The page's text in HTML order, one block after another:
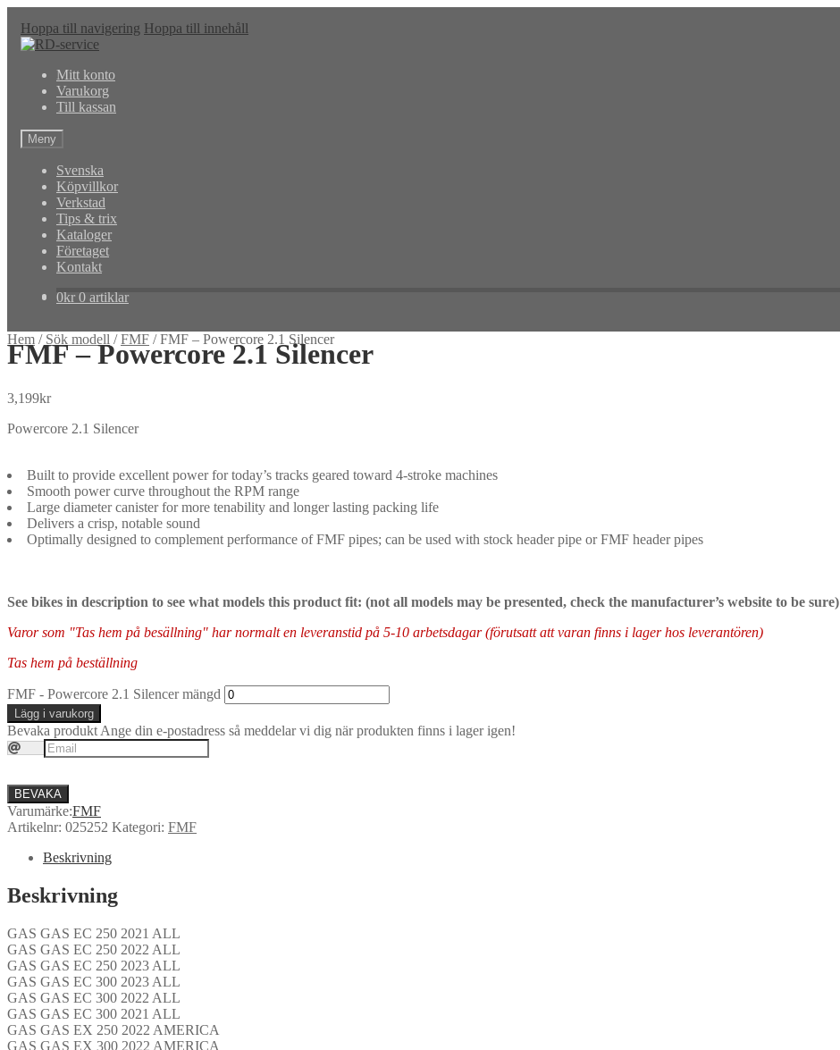
Hoppa till navigering Hoppa till innehåll
Mitt konto
Varukorg
Till kassan
Meny
Svenska
Köpvillkor
Verkstad
Tips & trix
Kataloger
Företaget
Kontakt
0kr 0 artiklar
Hem / Sök modell /FMF /FMF – Powercore 2.1 Silencer
FMF – Powercore 2.1 Silencer
3,199kr
Powercore 2.1 Silencer
Built to provide excellent power for today’s tracks geared toward 4-stroke machines
Smooth power curve throughout the RPM range
Large diameter canister for more tenability and longer lasting packing life
Delivers a crisp, notable sound
Optimally designed to complement performance of FMF pipes; can be used with stock header pipe or FMF header pipes
See bikes in description to see what models this product fit: (not all models may be presented, check the manufacturer’s website to be sure)
Varor som "Tas hem på besällning" har normalt en leveranstid på 5-10 arbetsdagar (förutsatt att varan finns i lager hos leverantören)
Tas hem på beställning
FMF - Powercore 2.1 Silencer mängd
Lägg i varukorg
Bevaka produkt Ange din e-postadress så meddelar vi dig när produkten finns i lager igen!
BEVAKA
Varumärke:FMF
Artikelnr: 025252 Kategori: FMF
Beskrivning
Beskrivning
GAS GAS EC 250 2021 ALL
GAS GAS EC 250 2022 ALL
GAS GAS EC 250 2023 ALL
GAS GAS EC 300 2023 ALL
GAS GAS EC 300 2022 ALL
GAS GAS EC 300 2021 ALL
GAS GAS EX 250 2022 AMERICA
GAS GAS EX 300 2022 AMERICA